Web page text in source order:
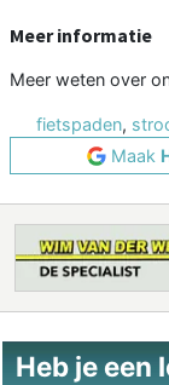
Meer informatie
Meer weten over
fietspaden,
Maak
Heb je een